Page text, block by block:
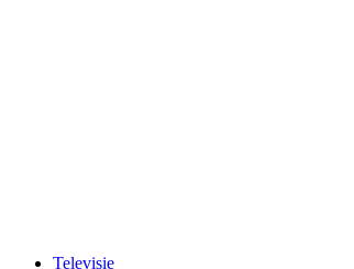
Televisie